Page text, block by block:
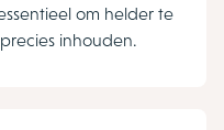
om helder te
inhouden.